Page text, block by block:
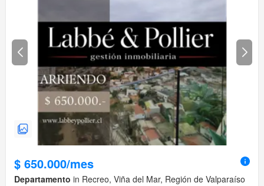
$ 650.000/mes
Departamento in Recreo, Viña del Mar, Región de Valparaíso